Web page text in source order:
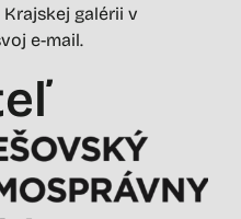
galérii v
e-mail.